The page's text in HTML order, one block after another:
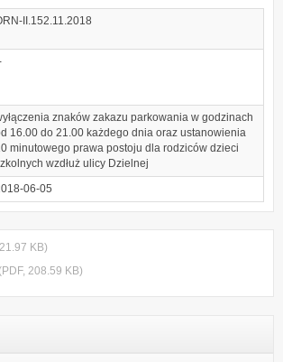
II.152.11.2018
znaków zakazu parkowania w godzinach
16.00 do 21.00 każdego dnia oraz ustanowienia
minutowego prawa postoju dla rodziców dzieci
wzdłuż ulicy Dzielnej
06-05
KB)
(PDF, 208.59 KB)